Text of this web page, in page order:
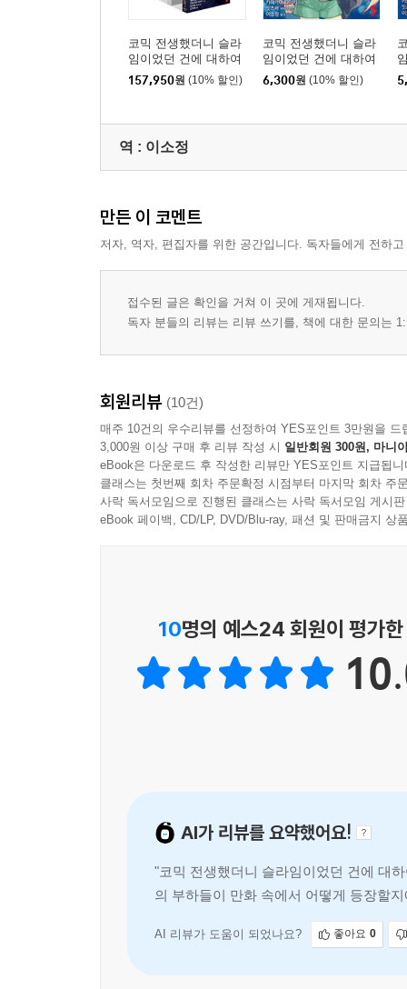
코믹 전생했더니 슬라
임이었던 건에 대하여
1~30권 세트
157,950원 (10% 할인)
코믹 전생했더니 슬라
임이었던 건에 대하여
30
6,300원 (10% 할인)
역 : 이소정
만든 이 코멘트
저자, 역자, 편집자를 위한 공간입니다. 독자들에게 전하
접수된 글은 확인을 거쳐 이 곳에 게재됩니다.
독자 분들의 리뷰는 리뷰 쓰기를, 책에 대한 문의는
회원리뷰 (10건)
매주 10건의 우수리뷰를 선정하여 YES포인트 3만원을 드
3,000원 이상 구매 후 리뷰 작성 시 일반회원 300원, 마니
eBook은 다운로드 후 작성한 리뷰만 YES포인트 지급됩니
클래스는 첫번째 회차 주문확정 시점부터 마지막 회차 주
사락 독서모임으로 진행된 클래스는 사락 독서모임 게시
eBook 페이백, CD/LP, DVD/Blu-ray, 패션 및 판매금지 상
10명의 예스24 회원이 평가
AI가 리뷰를 요약했어요!
"코믹 전생했더니 슬라임이었던 건에 대
의 부하들이 만화 속에서 어떻게 등장할